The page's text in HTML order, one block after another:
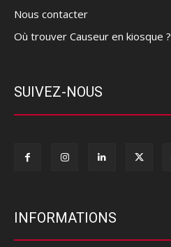
Nous contacter
Où trouver Causeur en kiosque ?
SUIVEZ-NOUS
INFORMATIONS